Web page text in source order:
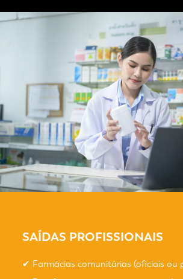
SAÍDAS PROFISSIONAIS
✔ Farmácias comunitárias (oficiais ou